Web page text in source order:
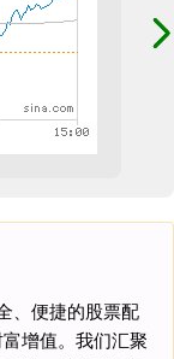
、便捷的股票配
增值。我们汇聚